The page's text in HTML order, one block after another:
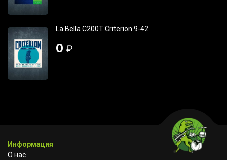
La Bella C200T Criterion 9-42
0 ₽
Информация
О нас